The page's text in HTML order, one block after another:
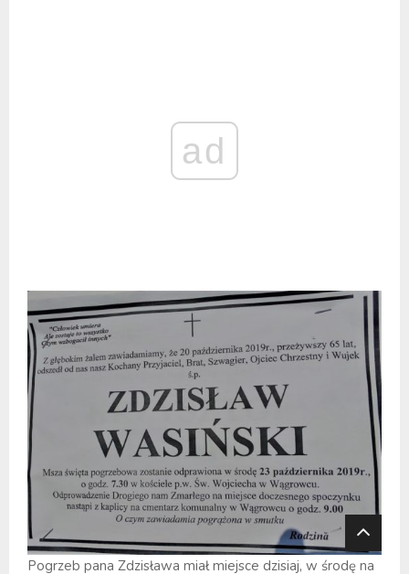
ad
Pogrzeb pana Zdzisława miał miejsce dzisiaj, w środę na